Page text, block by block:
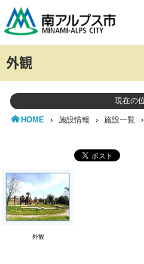
外観
現在の
HOME › 施設情報 › 施設一覧 ›
外観